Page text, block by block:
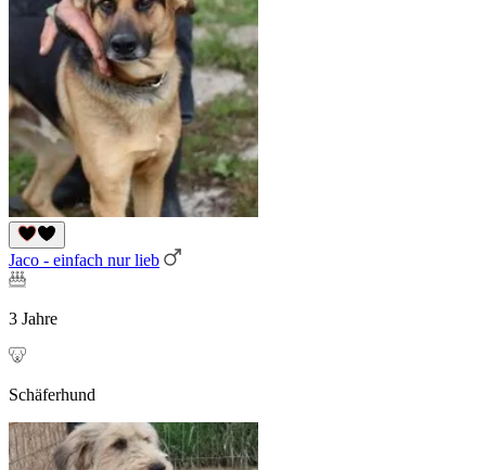
Jaco - einfach nur lieb
3 Jahre
Schäferhund